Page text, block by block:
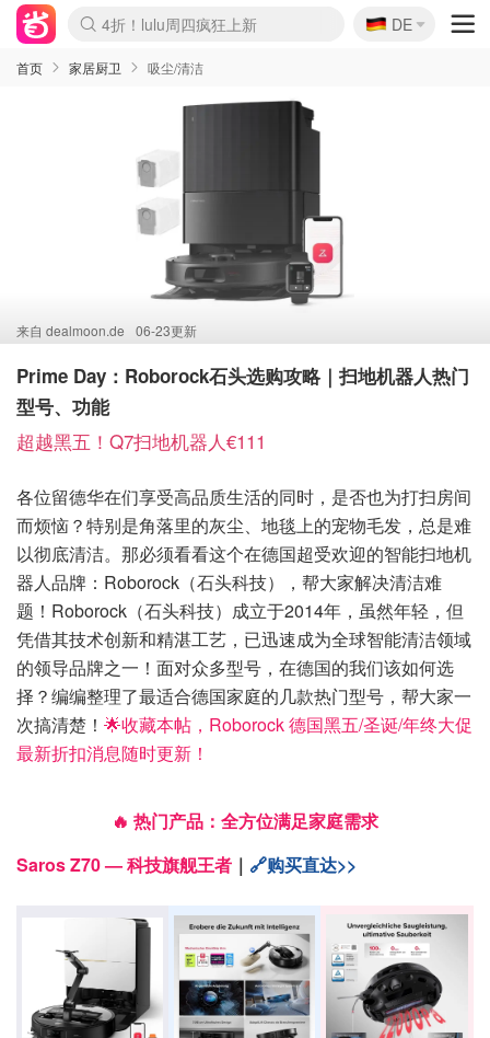
Boticinal 夏促开抢！
4折！lulu周四疯狂上新
还没结束！&OtherStories大促
Joybuy变相75折 随时失效
速领！Stanley独家85折
疑似霸哥！Camper额外叠85折
Zalando 奥莱闪促！每日更新
Moncler反季囤！5折起+叠9折
Coach Brooklyn仅€192
🇩🇪
DE
首页 家居厨卫 吸尘/清洁
来自 dealmoon.de 06-23更新
Prime Day：Roborock石头选购攻略｜扫地机器人热门
型号、功能
超越黑五！Q7扫地机器人€111
各位留德华在们享受高品质生活的同时，是否也为打扫房间
而烦恼？特别是角落里的灰尘、地毯上的宠物毛发，总是难
以彻底清洁。那必须看看这个在德国超受欢迎的智能扫地机
器人品牌：Roborock（石头科技），帮大家解决清洁难
题！Roborock（石头科技）成立于2014年，虽然年轻，但
凭借其技术创新和精湛工艺，已迅速成为全球智能清洁领域
的领导品牌之一！面对众多型号，在德国的我们该如何选
择？编编整理了最适合德国家庭的几款热门型号，帮大家一
次搞清楚！ 🌟收藏本帖，Roborock 德国黑五/圣诞/年终大促
最新折扣消息随时更新！
🔥 热门产品：全方位满足家庭需求
Saros Z70 — 科技旗舰王者 ｜ 🔗购买直达>>